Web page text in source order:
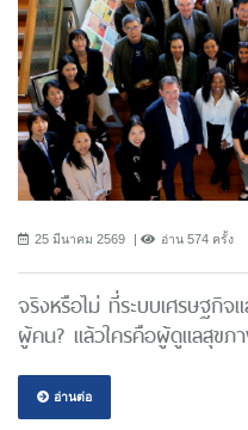
25 มีนาคม 2569 อ่าน 574 ครั้ง
จริงหรือไม่ ที่ระบบเศรษฐกิ
ผู้คน? แล้วใครคือผู้ดูแลสุขภา
อ่านต่อ